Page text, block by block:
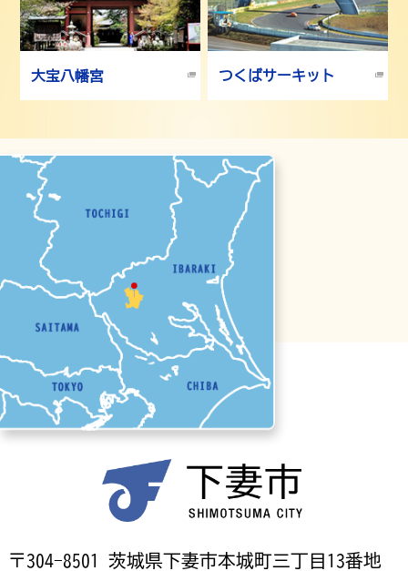
地域計画の変更（除外）申出について
2025年5月29日
ビアスパークしもつまソーシャルメディア（SNS）のお知ら
2024年4月1日
下妻市鳥獣被害防止計画の策定について
2024年1月10日
中国産なし・りんご花粉の購入・使用自粛のお願い
2023年12月5日
阪神タイガース大山悠輔選手が下妻市観光大使に就任しまし
2019年12月27日
令和元年産 下妻の地酒『紫煌(しおう)』 完成
2018年12月28日
下妻の新たな地酒『紫煌(しおう)』誕生
大宝八幡宮 つくばサーキット
〒304-8501 茨城県下妻市本城町三丁目13番地